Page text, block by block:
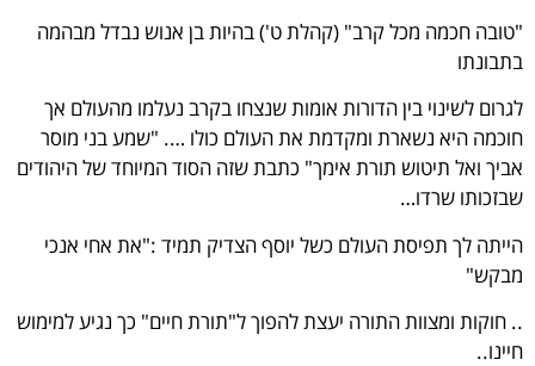
"טובה חכמה מכל קרב" (קהלת ט') בהיות בן אנוש נבדל מבהמה
בתבונתו
לגרום לשינוי בין הדורות אומות שנצחו בקרב נעלמו מהעולם אך
חוכמה היא נשארת ומקדמת את העולם כולו …. "שמע בני מוסר
אביך ואל תיטוש תורת אימך" כתבת שזה הסוד המיוחד של היהודים
שבזכותו שרדו…
הייתה לך תפיסת העולם כשל יוסף הצדיק תמיד :"את אחי אנכי
מבקש"
.. חוקות ומצוות התורה יעצת להפוך ל"תורת חיים" כך נגיע למימוש
חיינו..